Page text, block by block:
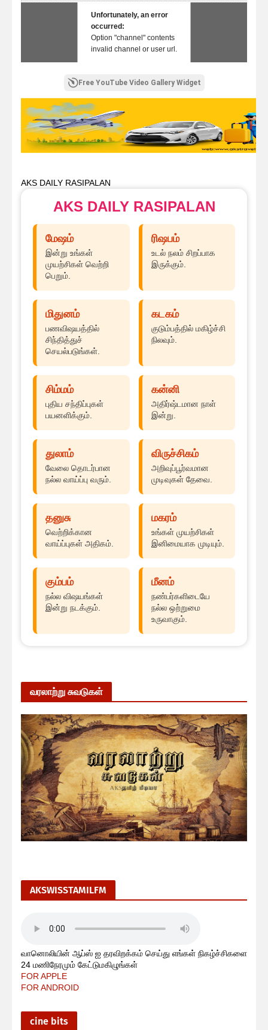
Unfortunately, an error
occurred:
Option "channel" contents
invalid channel or user url.
Free YouTube Video Gallery Widget
AKS DAILY RASIPALAN
AKS DAILY RASIPALAN
மேஷம்
இன்று உங்கள்
முயற்சிகள் வெற்றி
பெறும்.
ரிஷபம்
உடல் நலம் சிறப்பாக
இருக்கும்.
மிதுனம்
பணவிஷயத்தில்
சிந்தித்துச்
செயல்படுங்கள்.
கடகம்
குடும்பத்தில் மகிழ்ச்சி
நிலவும்.
சிம்மம்
புதிய சந்திப்புகள்
பயனளிக்கும்.
கன்னி
அதிர்ஷ்டமான நாள்
இன்று.
துலாம்
வேலை தொடர்பான
நல்ல வாய்ப்பு வரும்.
விருச்சிகம்
அறிவுப்பூர்வமான
முடிவுகள் தேவை.
தனுசு
வெற்றிக்கான
வாய்ப்புகள் அதிகம்.
மகரம்
உங்கள் முயற்சிகள்
இனிமையாக முடியும்.
கும்பம்
நல்ல விஷயங்கள்
இன்று நடக்கும்.
மீனம்
நண்பர்களிடையே
நல்ல ஒற்றுமை
உருவாகும்.
வரலாற்று சுவடுகள்
AKSWISSTAMILFM
வானொலியின் ஆப்ஸ் ஐ தரவிறக்கம் செய்து எங்கள் நிகழ்ச்சிகளை
24 மணிநேரமும் கேட்டுமகிழுங்கள்
FOR APPLE
FOR ANDROID
cine bits